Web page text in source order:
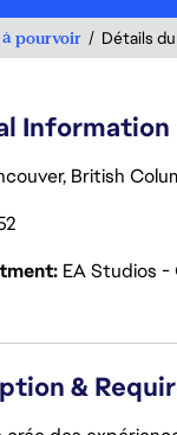
à pourvoir Détails
Information
British
EA Studios -
&